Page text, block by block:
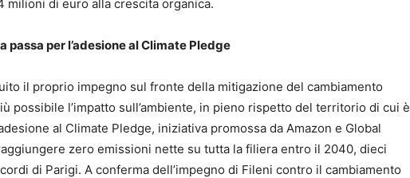
milioni di euro alla crescita organica.
passa per l’adesione al Climate Pledge
il proprio impegno sul fronte della mitigazione del cambiamento
possibile l’impatto sull’ambiente, in pieno rispetto del territorio di cui è
al Climate Pledge, iniziativa promossa da Amazon e Global
zero emissioni nette su tutta la filiera entro il 2040, dieci
di Parigi. A conferma dell’impegno di Fileni contro il cambiamento